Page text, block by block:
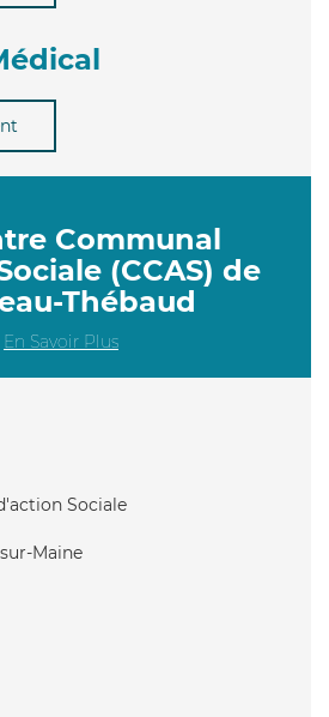
Communal
(CCAS) de
Thébaud
En Savoir Plus
Sociale
Maine